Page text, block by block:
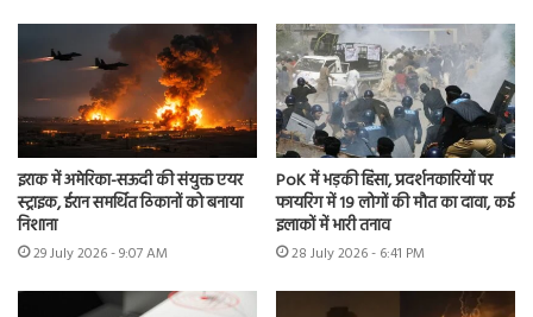
इराक में अमेरिका-सऊदी की संयुक्त एयर
स्ट्राइक, ईरान समर्थित ठिकानों को बनाया
निशाना
29 July 2026 - 9:07 AM
PoK में भड़की हिंसा, प्रदर्शनकारियों पर
फायरिंग में 19 लोगों की मौत का दावा, कई
इलाकों में भारी तनाव
28 July 2026 - 6:41 PM